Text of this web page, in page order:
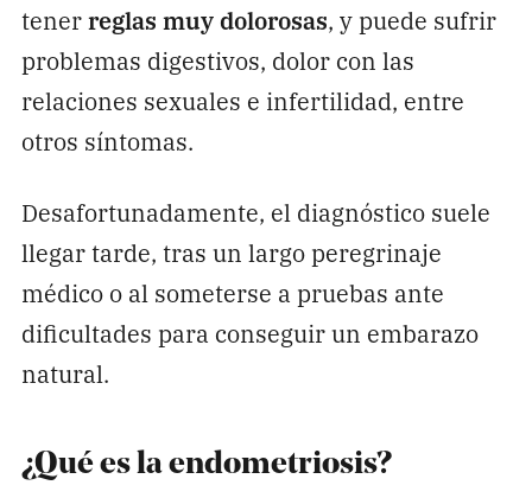
tenerreglas muy dolorosas, y puede sufrir
problemas digestivos, dolor con las
relaciones sexuales e infertilidad, entre
otros síntomas.
Desafortunadamente, el diagnóstico suele
llegar tarde, tras un largo peregrinaje
médico o al someterse a pruebas ante
dificultades para conseguir un embarazo
natural.
¿Qué es la endometriosis?